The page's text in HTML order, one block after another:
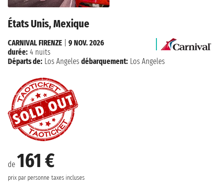
États Unis, Mexique
de 161 €
prix par personne taxes incluses
CARNIVAL FIRENZE
9 NOV. 2026
durée: 4 nuits
Départs de: Los Angeles débarquement: Los Angeles